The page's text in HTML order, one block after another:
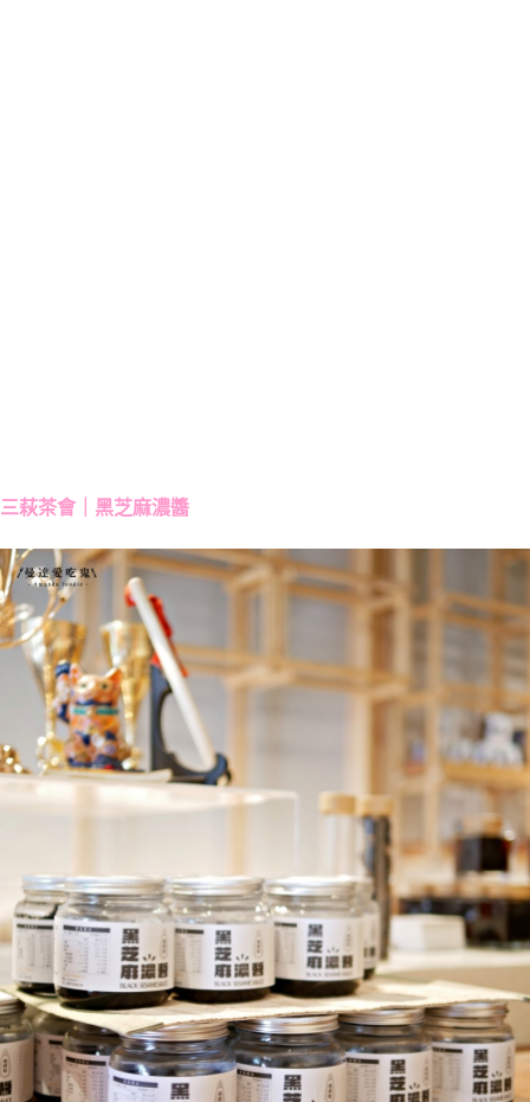
三萩茶會｜黑芝麻濃醬